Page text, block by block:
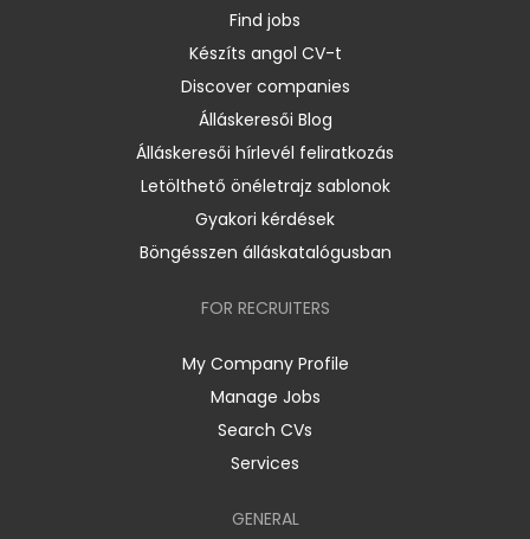
Find jobs
Készíts angol CV-t
Discover companies
Álláskeresői Blog
Álláskeresői hírlevél feliratkozás
Letölthető önéletrajz sablonok
Gyakori kérdések
Böngésszen álláskatalógusban
FOR RECRUITERS
My Company Profile
Manage Jobs
Search CVs
Services
GENERAL